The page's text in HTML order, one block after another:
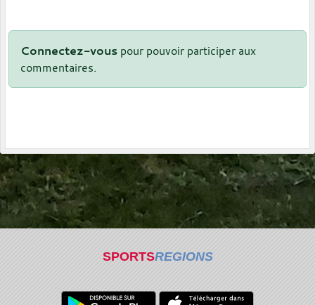
Connectez-vous pour pouvoir participer aux
commentaires.
SPORTSREGIONS